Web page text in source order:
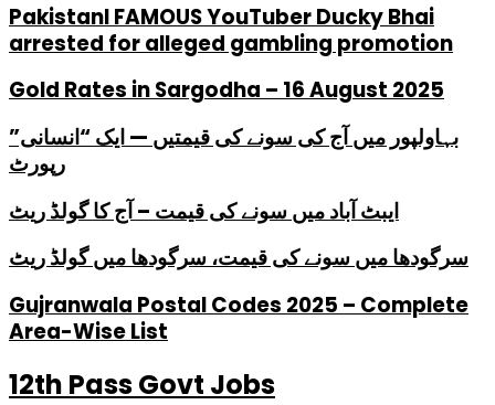
PakistanI FAMOUS YouTuber Ducky Bhai
arrested for alleged gambling promotion
Gold Rates in Sargodha – 16 August 2025
بہاولپور میں آج کی سونے کی قیمتیں — ایک “انسانی”
رپورٹ
ایبٹ آباد میں سونے کی قیمت – آج کا گولڈ ریٹ
سرگودھا میں سونے کی قیمت، سرگودھا میں گولڈ ریٹ
Gujranwala Postal Codes 2025 – Complete
Area-Wise List
12th Pass Govt Jobs